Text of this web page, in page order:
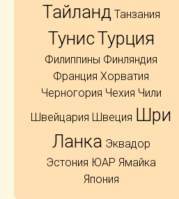
Тайланд Танзания
ТунисТурция
Филиппины Финляндия
Франция Хорватия
Черногория Чехия Чили
Швейцария Швеция Шри
Ланка Эквадор
Эстония ЮАР Ямайка
Япония